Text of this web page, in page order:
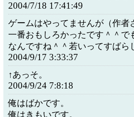
2004/7/18 17:41:49
ゲームはやってませんが（作
一番おもしろかったです＾＾
なんですね＾＾若いってすばら
2004/9/17 3:33:37
↑あっそ。
2004/9/24 7:8:18
俺はばかです。
俺はきもいです。